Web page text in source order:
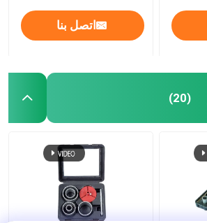
اتصل بنا
(20)